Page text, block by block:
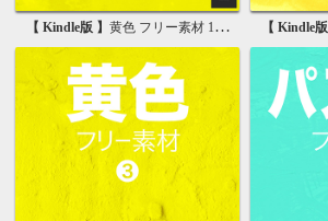
【 Kindle版 】 黄色 フリー素材 1 無料で使える背景画像集 【 Kindle版